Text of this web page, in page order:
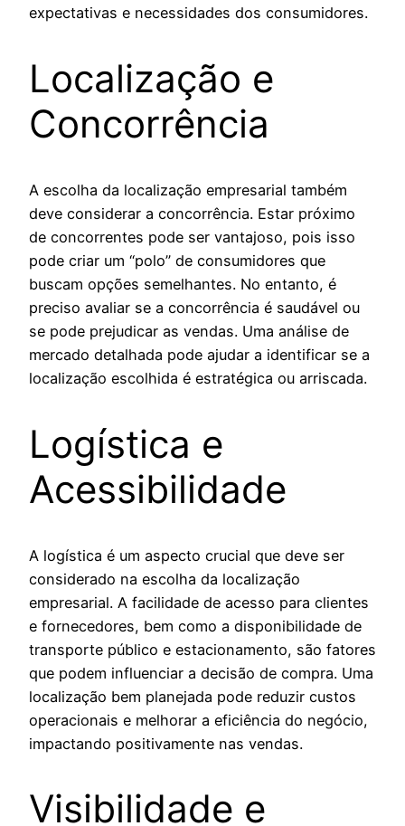
expectativas e necessidades dos consumidores.
Localização e
Concorrência
A escolha da localização empresarial também
deve considerar a concorrência. Estar próximo
de concorrentes pode ser vantajoso, pois isso
pode criar um “polo” de consumidores que
buscam opções semelhantes. No entanto, é
preciso avaliar se a concorrência é saudável ou
se pode prejudicar as vendas. Uma análise de
mercado detalhada pode ajudar a identificar se a
localização escolhida é estratégica ou arriscada.
Logística e
Acessibilidade
A logística é um aspecto crucial que deve ser
considerado na escolha da localização
empresarial. A facilidade de acesso para clientes
e fornecedores, bem como a disponibilidade de
transporte público e estacionamento, são fatores
que podem influenciar a decisão de compra. Uma
localização bem planejada pode reduzir custos
operacionais e melhorar a eficiência do negócio,
impactando positivamente nas vendas.
Visibilidade e